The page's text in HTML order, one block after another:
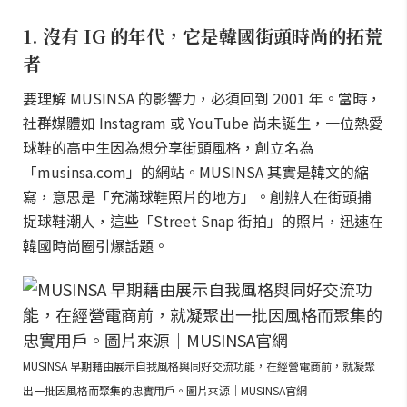
1. 沒有 IG 的年代，它是韓國街頭時尚的拓荒
者
要理解 MUSINSA 的影響力，必須回到 2001 年。當時，
社群媒體如 Instagram 或 YouTube 尚未誕生，一位熱愛
球鞋的高中生因為想分享街頭風格，創立名為
「musinsa.com」的網站。MUSINSA 其實是韓文的縮
寫，意思是「充滿球鞋照片的地方」。創辦人在街頭捕
捉球鞋潮人，這些「Street Snap 街拍」的照片，迅速在
韓國時尚圈引爆話題。
MUSINSA 早期藉由展示自我風格與同好交流功能，在經營電商前，就凝聚
出一批因風格而聚集的忠實用戶。圖片來源｜MUSINSA官網